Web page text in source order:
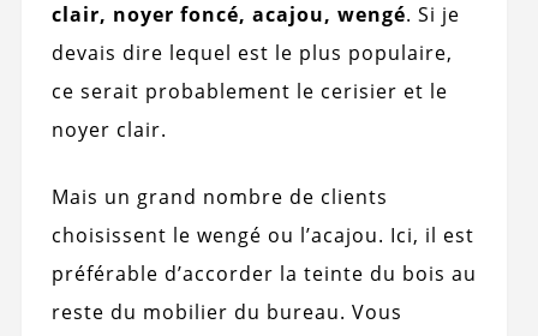
clair, noyer foncé, acajou, wengé. Si je
devais dire lequel est le plus populaire,
ce serait probablement le cerisier et le
noyer clair.
Mais un grand nombre de clients
choisissent le wengé ou l’acajou. Ici, il est
préférable d’accorder la teinte du bois au
reste du mobilier du bureau. Vous